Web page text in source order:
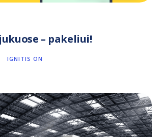
– pakeliui!
IGNITIS ON